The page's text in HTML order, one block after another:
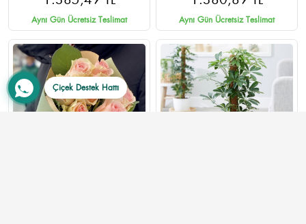
Aynı Gün Ücretsiz Teslimat Aynı Gün Ücretsiz Teslimat
Çiçek Destek Hattı